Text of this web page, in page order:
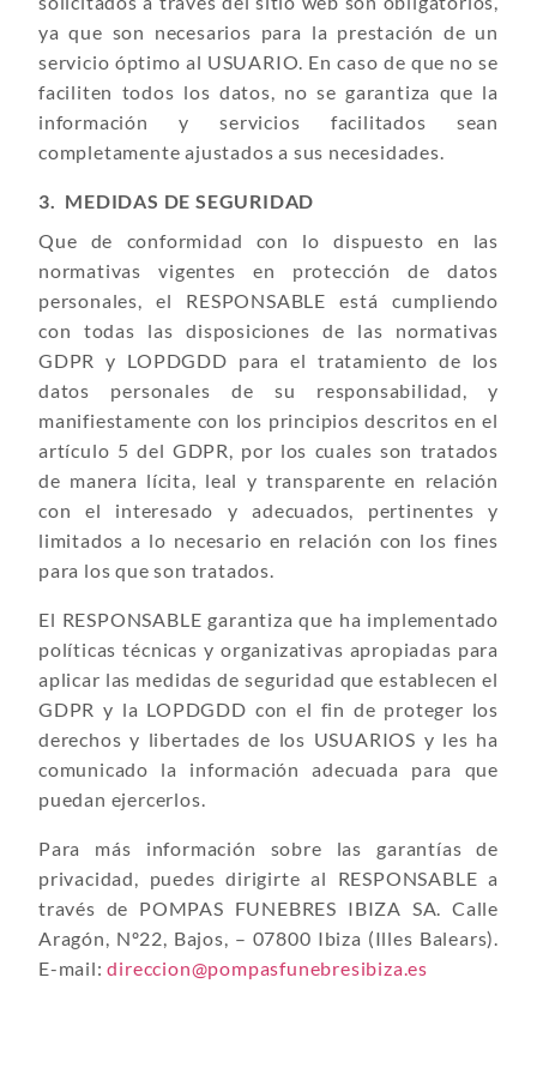
ya que son necesarios para la prestación de un
servicio óptimo al USUARIO. En caso de que no se
faciliten todos los datos, no se garantiza que la
información y servicios facilitados sean
completamente ajustados a sus necesidades.
3. MEDIDAS DE SEGURIDAD
Que de conformidad con lo dispuesto en las
normativas vigentes en protección de datos
personales, el RESPONSABLE está cumpliendo
con todas las disposiciones de las normativas
GDPR y LOPDGDD para el tratamiento de los
datos personales de su responsabilidad, y
manifiestamente con los principios descritos en el
artículo 5 del GDPR, por los cuales son tratados
de manera lícita, leal y transparente en relación
con el interesado y adecuados, pertinentes y
limitados a lo necesario en relación con los fines
para los que son tratados.
El RESPONSABLE garantiza que ha implementado
políticas técnicas y organizativas apropiadas para
aplicar las medidas de seguridad que establecen el
GDPR y la LOPDGDD con el fin de proteger los
derechos y libertades de los USUARIOS y les ha
comunicado la información adecuada para que
puedan ejercerlos.
Para más información sobre las garantías de
privacidad, puedes dirigirte al RESPONSABLE a
través de POMPAS FUNEBRES IBIZA SA. Calle
Aragón, Nº22, Bajos, – 07800 Ibiza (Illes Balears).
E-mail:direccion@pompasfunebresibiza.es